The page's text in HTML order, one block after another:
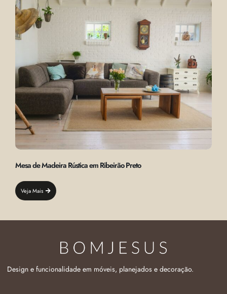
Mesa de Madeira Rústica em Ribeirão Preto
Veja Mais
Design e funcionalidade em móveis, planejados e decoração.